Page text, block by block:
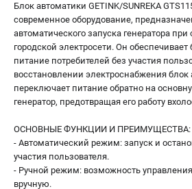
Блок автоматики GETINK/SUNREKA
современное оборудование,
автоматического запуска генератора
городской электросети. Он обеспечивает
питание потребителей без участия
восстановлении электроснабжения блок
переключает питание обратно на
генератор, предотвращая его работу
ОСНОВНЫЕ ФУНКЦИИ И ПРЕИМУЩЕСТВА:
- Автоматический режим: запуск и
участия пользователя.
- Ручной режим: возможность
вручную.